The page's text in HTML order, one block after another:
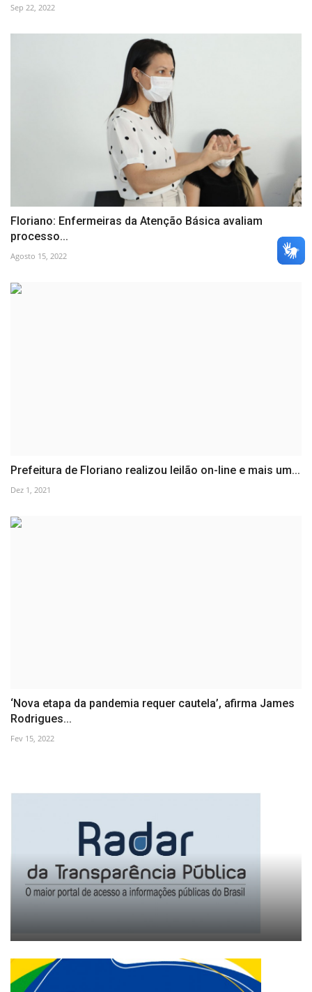
Sep 22, 2022
Floriano: Enfermeiras da Atenção Básica avaliam
processo...
Agosto 15, 2022
Prefeitura de Floriano realizou leilão on-line e mais um...
Dez 1, 2021
‘Nova etapa da pandemia requer cautela’, afirma James
Rodrigues...
Fev 15, 2022